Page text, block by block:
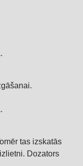
tas izskatās
Dozators